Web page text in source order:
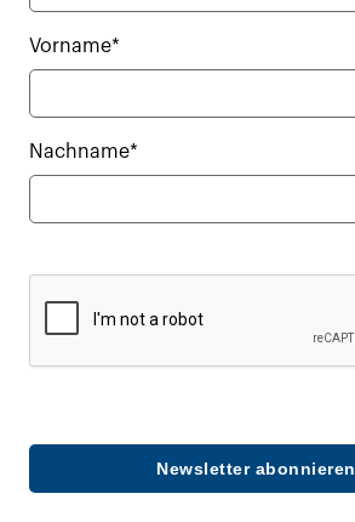
Vorname*
Nachname*
Newsletter abonnieren